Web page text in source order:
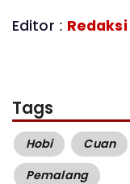
Editor : Redaksi
Tags
Hobi Cuan
Pemalang